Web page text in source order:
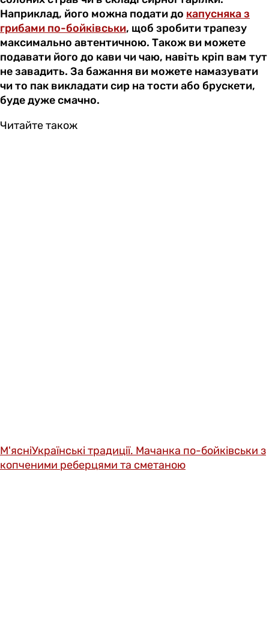
Наприклад, його можна подати до капусняка з
грибами по-бойківськи, щоб зробити трапезу
максимально автентичною. Також ви можете
подавати його до кави чи чаю, навіть кріп вам тут
не завадить. За бажання ви можете намазувати
чи то пак викладати сир на тости або брускети,
буде дуже смачно.
Читайте також
М'ясніУкраїнські традиції. Мачанка по-бойківськи з
копченими реберцями та сметаною